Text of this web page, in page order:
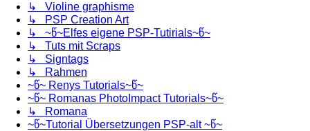
↳ Violine graphisme
↳ PSP Creation Art
↳ ~წ~Elfes eigene PSP-Tutirials~წ~
↳ Tuts mit Scraps
↳ Signtags
↳ Rahmen
~წ~ Renys Tutorials~წ~
~წ~ Romanas PhotoImpact Tutorials~წ~
↳ Romana
~წ~Tutorial Übersetzungen PSP-alt ~წ~